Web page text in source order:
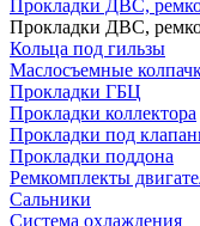
Прокладки ДВС,
Прокладки ДВС,
Кольца под гильзы
Маслосъемные
Прокладки ГБЦ
Прокладки коллектора
Прокладки под
Прокладки поддона
Ремкомплекты
Сальники
Система охлаждения